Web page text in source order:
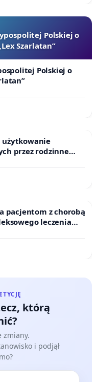
Polskiej o
Szarlatan”
Polskiej o
użytkowanie
przez rodzinne
pacjentom z chorobą
leczenia
którą
zmiany.
i podjął